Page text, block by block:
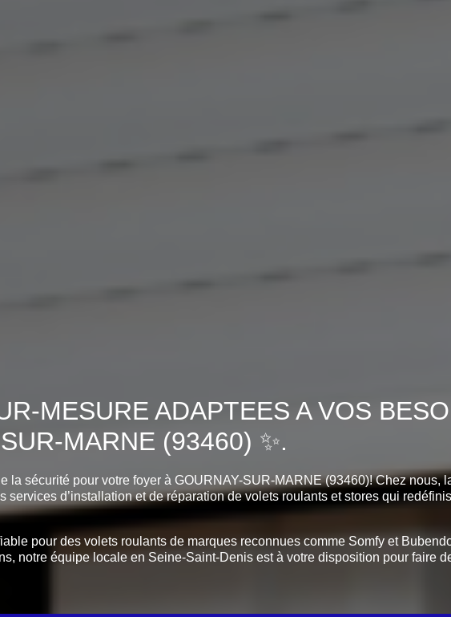
MESURE ADAPTEES A VOS
MARNE (93460) ✨.
la sécurité pour votre foyer à GOURNAY-SUR-MARNE (93460)! Chez nous,
services d’installation et de réparation de volets roulants et stores qui
pour des volets roulants de marques reconnues comme Somfy et
notre équipe locale en Seine-Saint-Denis est à votre disposition pour faire